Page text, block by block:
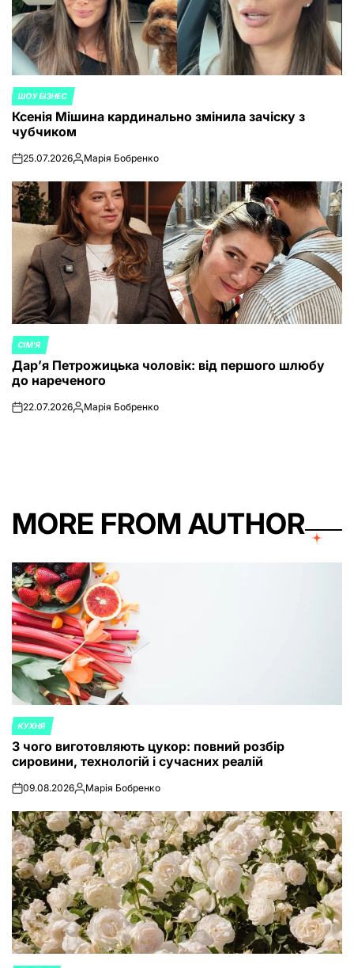
POSTED
IN
ШОУ БІЗНЕС
Ксенія Мішина кардинально змінила зачіску з
чубчиком
on25.07.2026Posted
Марія Бобренко
POSTED
IN
СІМ'Я
Дар’я Петрожицька чоловік: від першого шлюбу
до нареченого
on22.07.2026Posted
Марія Бобренко
MORE FROM AUTHOR
POSTED
IN
КУХНЯ
З чого виготовляють цукор: повний розбір
сировини, технологій і сучасних реалій
on09.08.2026Posted
Марія Бобренко